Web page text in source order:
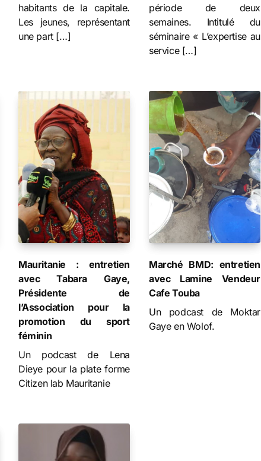
habitants de la capitale.
Les jeunes, représentant
une part […]
période de deux
semaines. Intitulé du
séminaire « L’expertise au
service […]
Mauritanie : entretien
avec Tabara Gaye,
Présidente de
l’Association pour la
promotion du sport
féminin
Un podcast de Lena
Dieye pour la plate forme
Citizen lab Mauritanie
Marché BMD: entretien
avec Lamine Vendeur
Cafe Touba
Un podcast de Moktar
Gaye en Wolof.